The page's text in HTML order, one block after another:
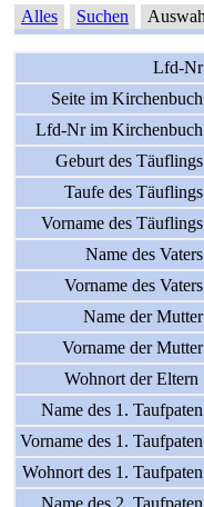
Alles Suchen
Lfd-
Seite im
Lfd-Nr im
Geburt des
Taufe des
Vorname des
Name des
Vorname des
Name der
Vorname der
Wohnort der Eltern
Name des 1.
Vorname des 1.
Wohnort des 1.
Name des 2.